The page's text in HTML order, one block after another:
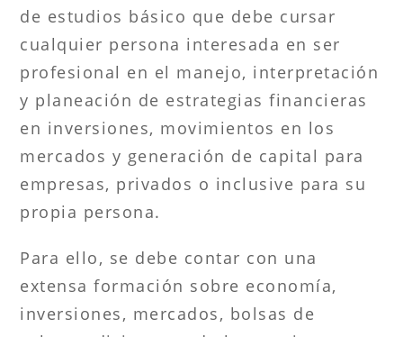
de estudios básico que debe cursar
cualquier persona interesada en ser
profesional en el manejo, interpretación
y planeación de estrategias financieras
en inversiones, movimientos en los
mercados y generación de capital para
empresas, privados o inclusive para su
propia persona.
Para ello, se debe contar con una
extensa formación sobre economía,
inversiones, mercados, bolsas de